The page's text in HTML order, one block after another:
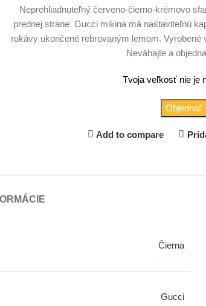
Neprehliadnuteľný červeno-čierno-krémovo
prednej strane. Gucci mikina má nastaviteľnú
rukávy ukončené rebrovaným lemom. Vyrobené
Neváhajte a
Tvoja veľkosť nie je
Objednať
Add to compare
Čierna
Gucci